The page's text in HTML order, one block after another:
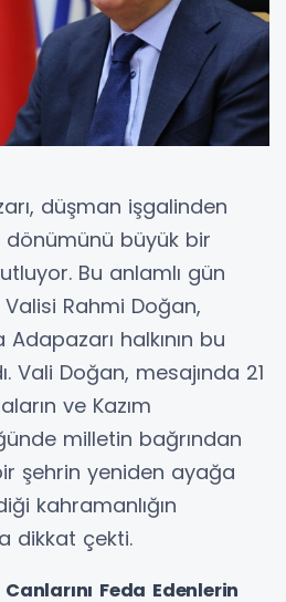
düşman işgalinden
dönümünü büyük bir
Bu anlamlı gün
Rahmi Doğan,
Adapazarı halkının bu
Vali Doğan, mesajında 21
ve Kazım
milletin bağrından
şehrin yeniden ayağa
kahramanlığın
dikkat çekti.
Feda Edenlerin